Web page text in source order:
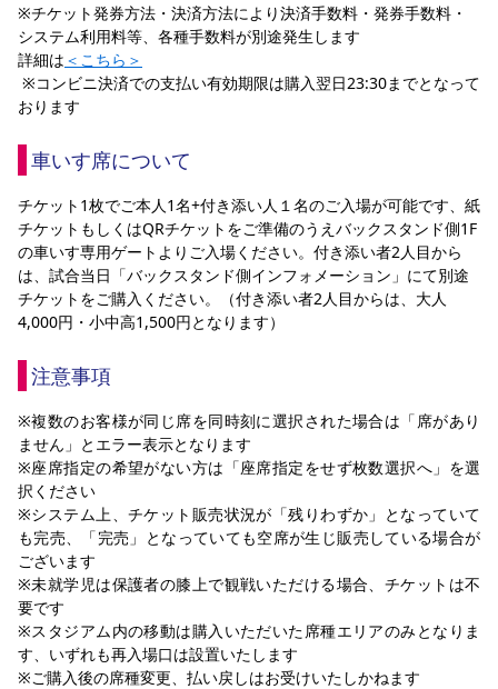
※チケット発券方法・決済方法により決済手数料・発券手数料・
システム利用料等、各種手数料が別途発生します
詳細は ＜こちら＞
※コンビニ決済での支払い有効期限は購入翌日23:30までとなって
おります
車いす席について
チケット1枚でご本人1名+付き添い人１名のご入場が可能です、紙
チケットもしくはQRチケットをご準備のうえバックスタンド側1F
の車いす専用ゲートよりご入場ください。付き添い者2人目から
は、試合当日「バックスタンド側インフォメーション」にて別途
チケットをご購入ください。（付き添い者2人目からは、大人
4,000円・小中高1,500円となります）
注意事項
※複数のお客様が同じ席を同時刻に選択された場合は「席があり
ません」とエラー表示となります
※座席指定の希望がない方は「座席指定をせず枚数選択へ」を選
択ください
※システム上、チケット販売状況が「残りわずか」となっていて
も完売、「完売」となっていても空席が生じ販売している場合が
ございます
※未就学児は保護者の膝上で観戦いただける場合、チケットは不
要です
※スタジアム内の移動は購入いただいた席種エリアのみとなりま
す、いずれも再入場口は設置いたします
※ご購入後の席種変更、払い戻しはお受けいたしかねます